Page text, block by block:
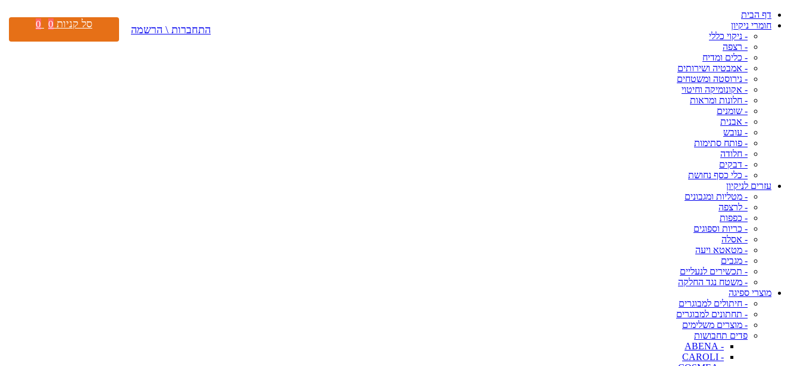
דף הבית
חומרי ניקיון
- ניקוי כללי
- רצפה
- כלים ומדיח
- אמבטיה ושירותים
- נירוסטה ומשטחים
- אקונומיקה וחיטוי
- חלונות ומראות
- שומנים
- אבנית
- עובש
- פותח סתימות
- חלודה
- דבקים
- כלי כסף נחושת
עזרים לניקיון
- מטליות ומגבונים
- לרצפה
- כפפות
- כריות וספוגים
- אסלה
- מטאטא ויעה
- מגבים
- תכשירים לנעליים
- משטח נגד החלקה
מוצרי ספיגה
- חיתולים למבוגרים
- תחתונים למבוגרים
- מוצרים משלימים
פדים תחבושות
- ABENA
- CAROLI
התחברות \ הרשמה סל קניות 0
0